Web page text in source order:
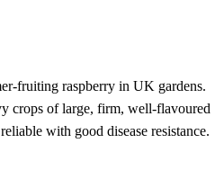
fruiting raspberry in UK gardens.
crops of large, firm, well-flavoured
with good disease resistance.